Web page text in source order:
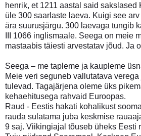
henrik, et 1211 aastal said
üle 300 saarlaste laeva. Kuigi see
ära suurusjärgu. 300 laevaga tungib
III 1066 inglismaale. Seega on meie
mastaabis täiesti arvestatav jõud. Ja
Seega – me tapleme ja kaupleme
Meie veri seguneb vallutatava
tulevad. Tagajärjena oleme üks
kehaehitusega rahvaid Euroopas.
Raud - Eestis hakati kohalikust
rauda sulatama juba keskmise
9 saj. Viikingiajal tõuseb üheks Eesti